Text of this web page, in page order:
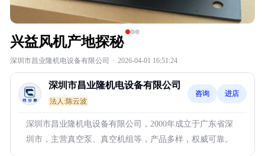
兴益风机产地探秘
深圳市昌业隆机电设备有限公司 · 2026-04-01 16:51:24
深圳市昌业隆机电设备有限公司
法人:陈云波
咨询 进店
深圳市昌业隆机电设备有限公司，2000年成立于广东省深
圳市，主营真空泵、真空机组等，产品多样，权威可靠。